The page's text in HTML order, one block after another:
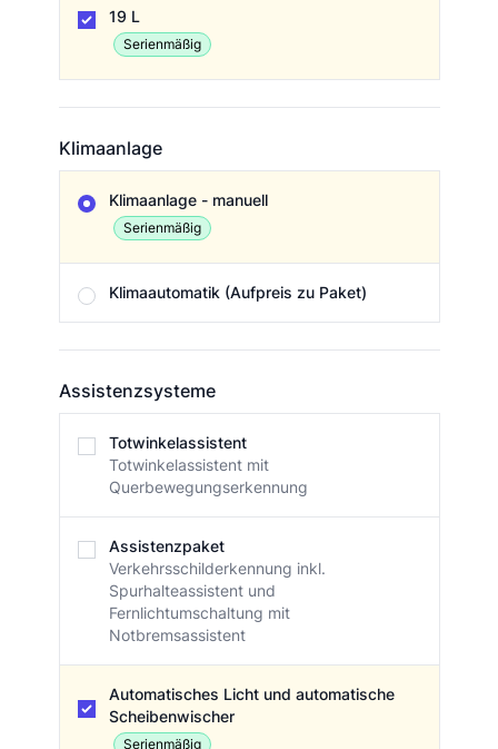
19 L
Serienmäßig
Klimaanlage
Klimaanlage - manuell
Serienmäßig
Klimaautomatik (Aufpreis zu Paket)
Assistenzsysteme
Totwinkelassistent
Totwinkelassistent mit
Querbewegungserkennung
Assistenzpaket
Verkehrsschilderkennung inkl.
Spurhalteassistent und
Fernlichtumschaltung mit
Notbremsassistent
Automatisches Licht und automatische
Scheibenwischer
Serienmäßig